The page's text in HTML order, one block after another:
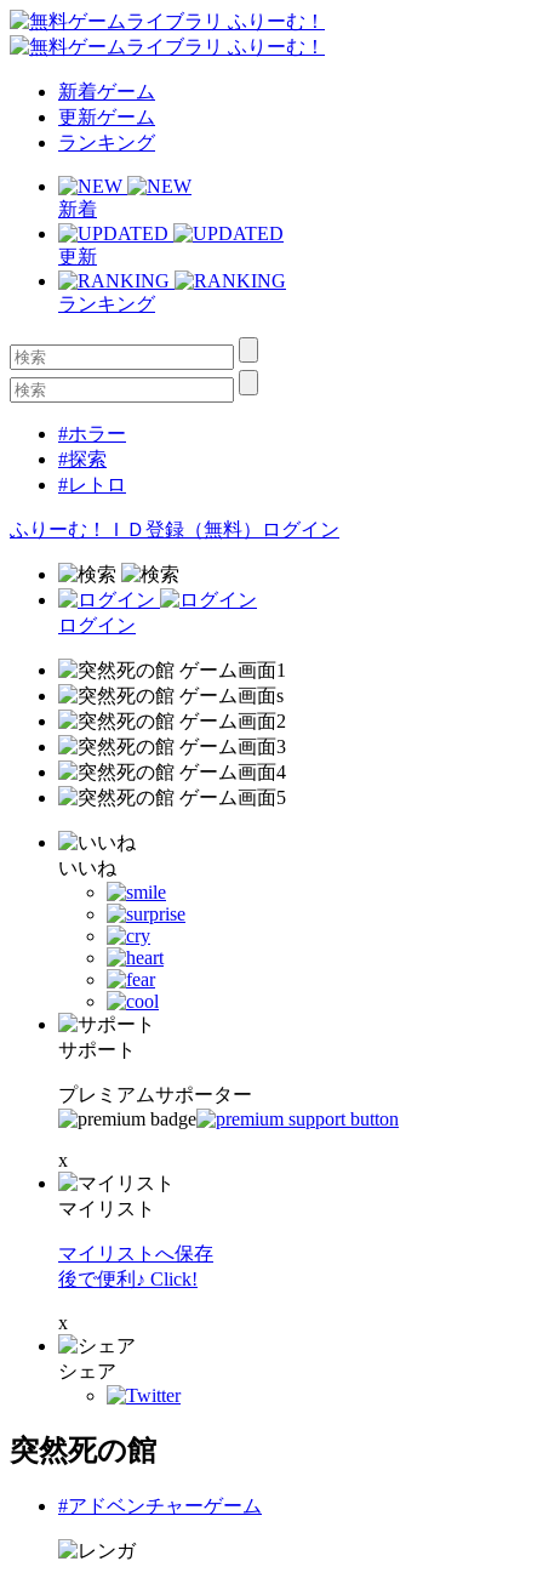
新着ゲーム
更新ゲーム
ランキング
新着
更新
ランキング
#ホラー
#探索
#レトロ
ふりーむ！ＩＤ登録（無料） ログイン
ログイン
いいね
サポート
プレミアムサポーター
x
マイリスト
マイリストへ保存
後で便利♪ Click!
x
シェア
突然死の館
#アドベンチャーゲーム